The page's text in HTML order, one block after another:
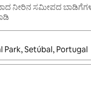
ನೀರಿನ ಸಮೀಪದ
ಅಪ್ ಮತ್ತು ಡೌನ್ ಬಾಣದ